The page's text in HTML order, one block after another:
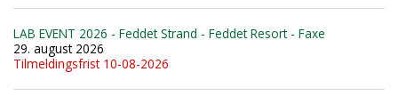
LAB EVENT 2026 - Feddet Strand - Feddet Resort - Faxe
29. august 2026
Tilmeldingsfrist 10-08-2026